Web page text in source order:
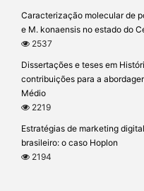
Caracterização molecular de
e M. konaensis no estado do
2537
Dissertações e teses em
contribuições para a
Médio
2219
Estratégias de marketing
brasileiro: o caso Hoplon
2194